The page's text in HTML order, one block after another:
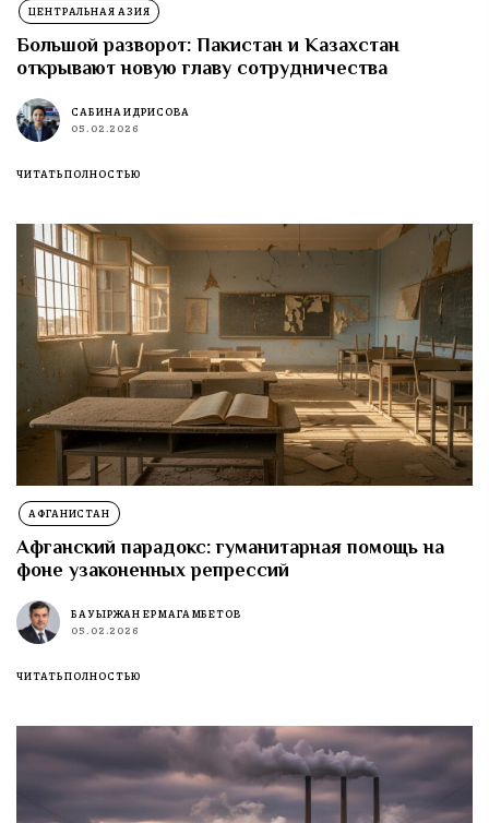
ЦЕНТРАЛЬНАЯ АЗИЯ
Большой разворот: Пакистан и Казахстан
открывают новую главу сотрудничества
САБИНА ИДРИСОВА
05.02.2026
ЧИТАТЬ ПОЛНОСТЬЮ
АФГАНИСТАН
Афганский парадокс: гуманитарная помощь на
фоне узаконенных репрессий
БАУЫРЖАН ЕРМАГАМБЕТОВ
05.02.2026
ЧИТАТЬ ПОЛНОСТЬЮ